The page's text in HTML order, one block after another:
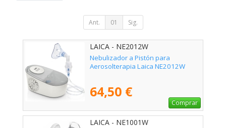
Ant. 01 Sig.
LAICA - NE2012W
Nebulizador a Pistón para
Aerosolterapia Laica NE2012W
64,50 €
Comprar
LAICA - NE1001W